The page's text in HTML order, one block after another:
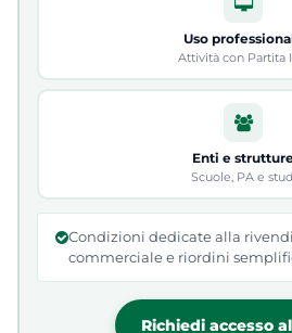
Uso
Attività con Partita
Enti e
Scuole, PA e
Condizioni dedicate alla
commerciale e riordini
Richiedi accesso